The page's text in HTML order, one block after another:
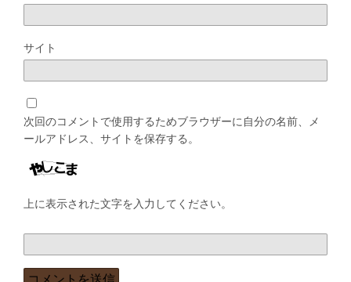
サイト
次回のコメントで使用するためブラウザーに自分の名前、メ
ールアドレス、サイトを保存する。
上に表示された文字を入力してください。